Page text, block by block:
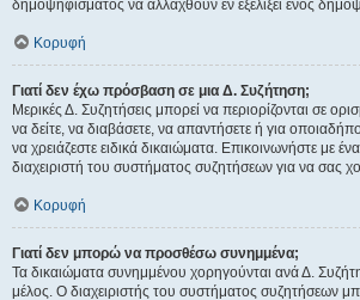
δημοψηφίσματος να αλλαχθούν εν εξελίξει ενός
Κορυφή
Γιατί δεν έχω πρόσβαση σε μια Δ. Συζήτηση;
Μερικές Δ. Συζητήσεις μπορεί να περιορίζονται σε
να δείτε, να διαβάσετε, να απαντήσετε ή για
να χρειάζεστε ειδικά δικαιώματα. Επικοινωνήστε με
διαχειριστή του συστήματος συζητήσεων για να σας
Κορυφή
Γιατί δεν μπορώ να προσθέσω συνημμένα;
Τα δικαιώματα συνημμένου χορηγούνται ανά Δ.
μέλος. Ο διαχειριστής του συστήματος συζητήσεων